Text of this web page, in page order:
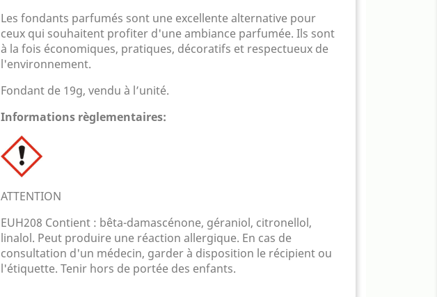
Les fondants parfumés sont une excellente alternative pour
ceux qui souhaitent profiter d'une ambiance parfumée. Ils sont
à la fois économiques, pratiques, décoratifs et respectueux de
l'environnement.
Fondant de 19g, vendu à l’unité.
Informations règlementaires:
ATTENTION
EUH208 Contient : bêta-damascénone, géraniol, citronellol,
linalol. Peut produire une réaction allergique. En cas de
consultation d'un médecin, garder à disposition le récipient ou
l'étiquette. Tenir hors de portée des enfants.